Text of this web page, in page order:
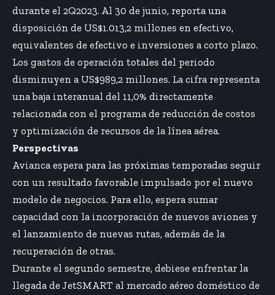
durante el 2Q2023. Al 30 de junio, reporta una
disposición de US$1.013,2 millones en efectivo,
equivalentes de efectivo e inversiones a corto plazo.
Los gastos de operación totales del periodo
disminuyen a US$989,2 millones. La cifra representa
una baja interanual del 11,0% directamente
relacionada con el programa de reducción de costos
y optimización de recursos de la línea aérea.
Perspectivas
Avianca espera para las próximas temporadas seguir
con un resultado favorable impulsado por el nuevo
modelo de negocios. Para ello, espera sumar
capacidad con la incorporación de nuevos aviones y
el lanzamiento de nuevas rutas, además de la
recuperación de otras.
Durante el segundo semestre, debiese enfrentar la
llegada de JetSMART al mercado aéreo doméstico de